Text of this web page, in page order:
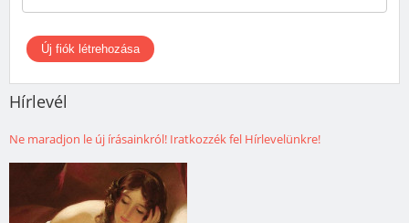
Hírlevél
Ne maradjon le új írásainkról! Iratkozzék fel Hírlevelünkre!